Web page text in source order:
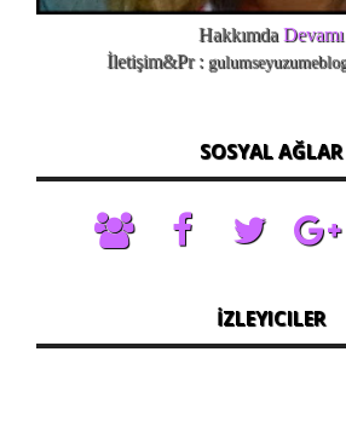
HakkımdaDevamı
İletişim&Pr :
SOSYAL AĞLAR
İZLEYICILER